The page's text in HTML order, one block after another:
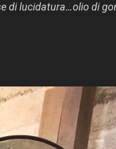
di lucidatura…olio di